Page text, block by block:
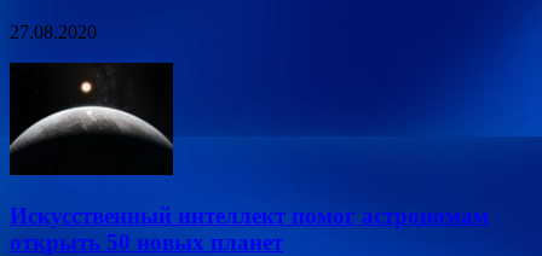
27.08.2020
Искусственный интеллект помог астрономам
открыть 50 новых планет